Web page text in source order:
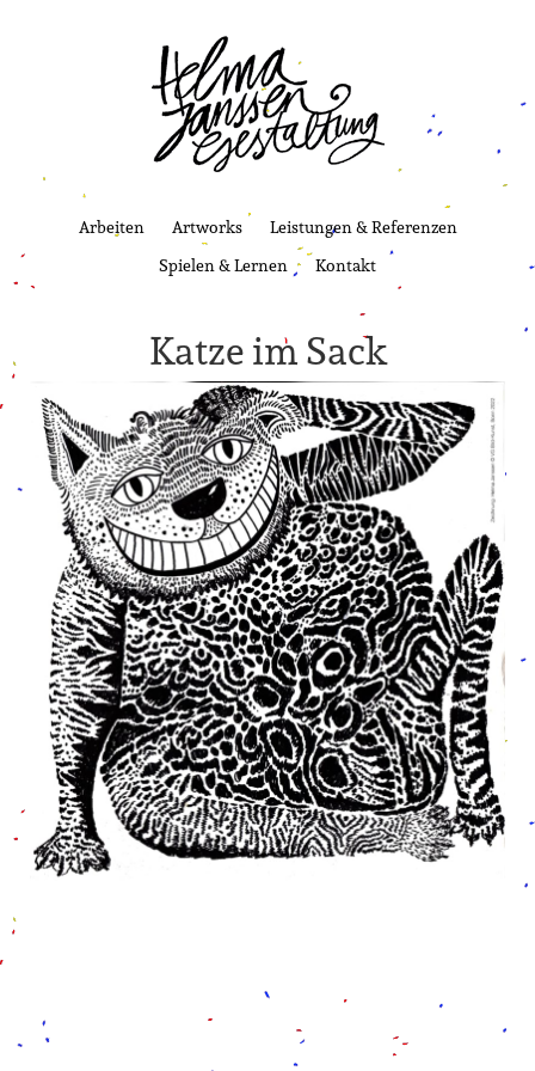
Arbeiten Artworks
Leistungen & Referenzen
Spielen & Lernen
Kontakt
Katze im Sack